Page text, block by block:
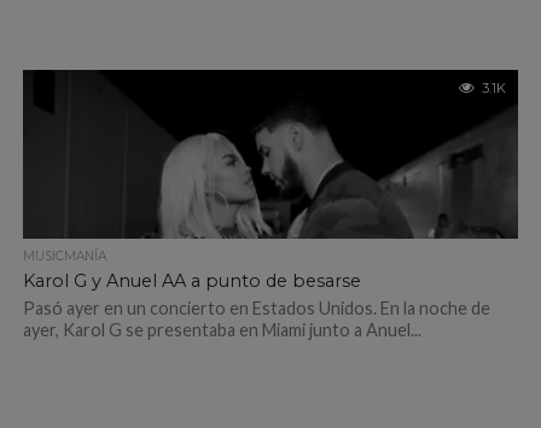
3.1K
MUSICMANÍA
Karol G y Anuel AA a punto de besarse
Pasó ayer en un concierto en Estados Unidos. En la noche de
ayer, Karol G se presentaba en Miami junto a Anuel...